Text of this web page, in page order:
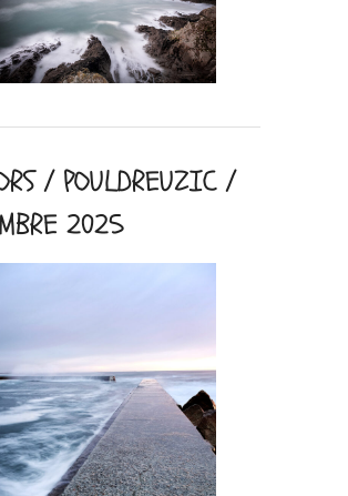
/ POULDREUZIC /
2025